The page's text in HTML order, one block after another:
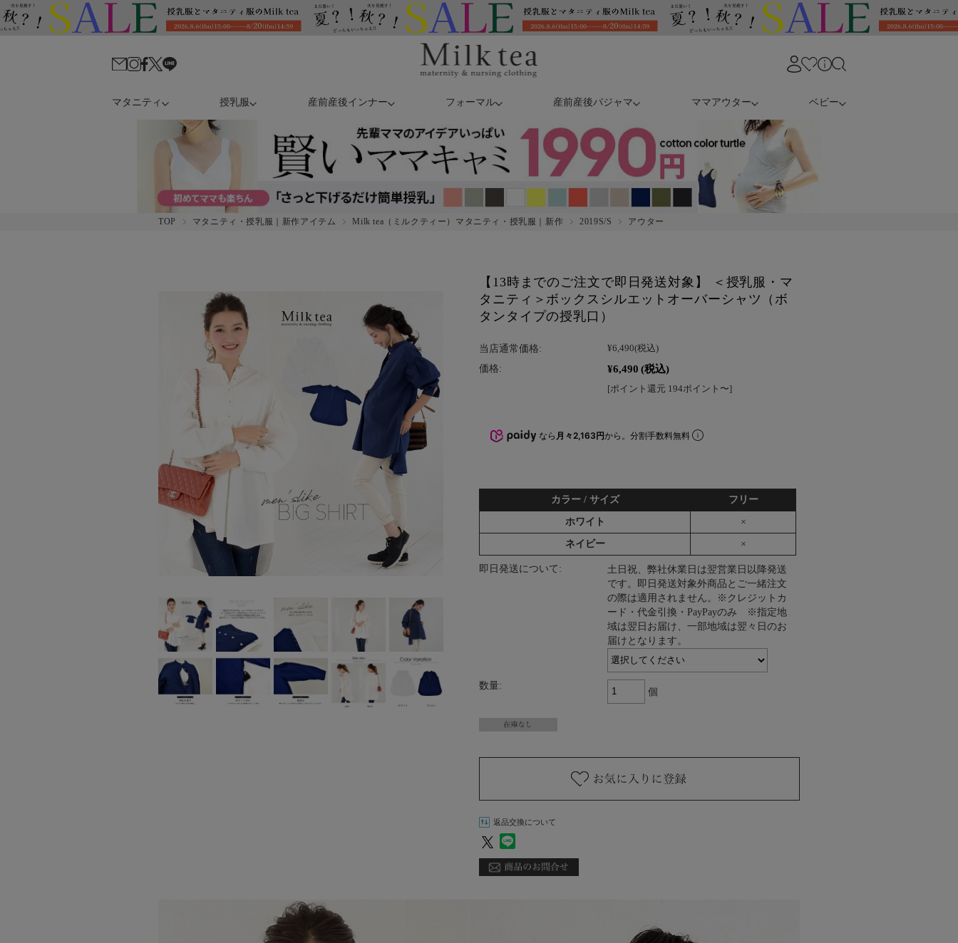
マタニティ 授乳服 産前産後インナー フォーマル 産前産後パジャマ ママアウター ベビー
TOP マタニティ・授乳服｜新作アイテム Milk tea（ミルクティー）マタニティ・授乳服｜新作 2019S/S アウター
【13時までのご注文で即日発送対象】 ＜授乳服・マ
タニティ＞ボックスシルエットオーバーシャツ（ボ
タンタイプの授乳口）
当店通常価格: ¥6,490(税込)
価格: ¥6,490 (税込)
[ポイント還元 194ポイント〜]
なら 月々2,163円から。分割手数料無料
カラー / サイズ フリー
ホワイト ×
ネイビー ×
即日発送について:
土日祝、弊社休業日は翌営業日以降発送
です。即日発送対象外商品とご一緒注文
の際は適用されません。※クレジットカ
ード・代金引換・PayPayのみ ※指定地
域は翌日お届け、一部地域は翌々日のお
届けとなります。
数量:
個
返品交換について